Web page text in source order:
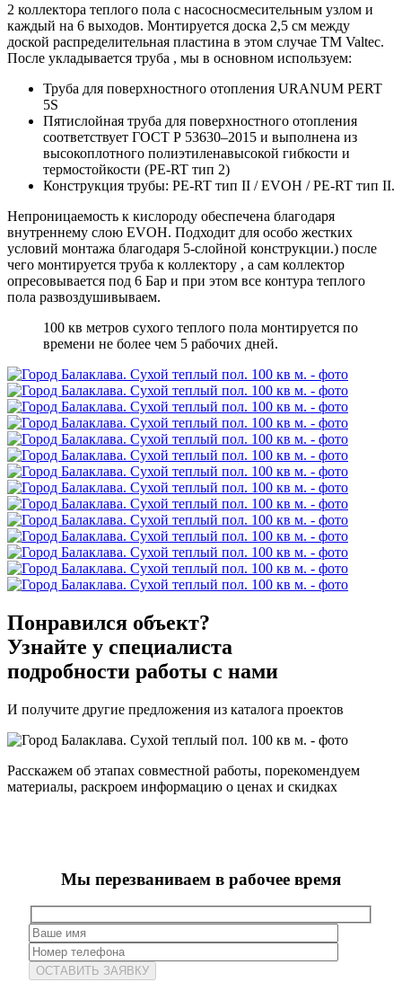
2 коллектора теплого пола с насосносмесительным узлом и
каждый на 6 выходов. Монтируется доска 2,5 см между
доской распределительная пластина в этом случае ТМ Valtec.
После укладывается труба , мы в основном используем:
Труба для поверхностного отопления URANUM PERT
5S
Пятислойная труба для поверхностного отопления
соответствует ГОСТ Р 53630–2015 и выполнена из
высокоплотного полиэтиленавысокой гибкости и
термостойкости (PE-RT тип 2)
Конструкция трубы: PE-RT тип II / EVOH / PE-RT тип II.
Непроницаемость к кислороду обеспечена благодаря
внутреннему слою EVOH. Подходит для особо жестких
условий монтажа благодаря 5-слойной конструкции.) после
чего монтируется труба к коллектору , а сам коллектор
опресовывается под 6 Бар и при этом все контура теплого
пола развоздушивываем.
100 кв метров сухого теплого пола монтируется по
времени не более чем 5 рабочих дней.
Понравился объект?
Узнайте у специалиста
подробности работы с нами
И получите другие предложения из каталога проектов
Расскажем об этапах совместной работы, порекомендуем
материалы, раскроем информацию о ценах и скидках
Мы перезваниваем в рабочее время